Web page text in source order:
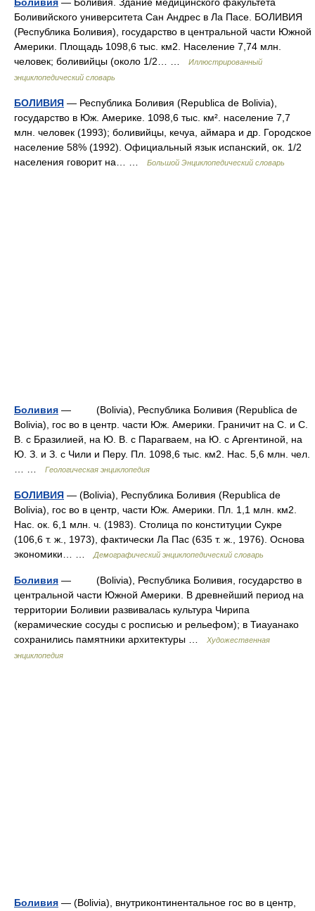
Боливийского университета Сан Андрес в Ла Пасе. БОЛИВИЯ
(Республика Боливия), государство в центральной части Южной
Америки. Площадь 1098,6 тыс. км2. Население 7,74 млн.
человек; боливийцы (около 1/2… …
Иллюстрированный
энциклопедический словарь
БОЛИВИЯ — Республика Боливия (Republica de Bolivia),
государство в Юж. Америке. 1098,6 тыс. км². население 7,7
млн. человек (1993); боливийцы, кечуа, аймара и др. Городское
население 58% (1992). Официальный язык испанский, ок. 1/2
населения говорит на… …
Большой Энциклопедический словарь
Боливия — (Bolivia), Республика Боливия (Republica de
Bolivia), гос во в центр. части Юж. Америки. Граничит на С. и С.
В. с Бразилией, на Ю. В. с Парагваем, на Ю. с Аргентиной, на
Ю. З. и З. с Чили и Перу. Пл. 1098,6 тыс. км2. Нас. 5,6 млн. чел.
Геологическая энциклопедия
БОЛИВИЯ — (Bolivia), Республика Боливия (Republica de
Bolivia), гос во в центр, части Юж. Америки. Пл. 1,1 млн. км2.
Нас. ок. 6,1 млн. ч. (1983). Столица по конституции Сукре
(106,6 т. ж., 1973), фактически Ла Пас (635 т. ж., 1976). Основа
экономики… …
Демографический энциклопедический словарь
Боливия — (Bolivia), Республика Боливия, государство в
центральной части Южной Америки. В древнейший период на
территории Боливии развивалась культура Чирипа
(керамические сосуды с росписью и рельефом); в Тиауанако
сохранились памятники архитектуры …
Художественная
энциклопедия
Боливия — (Bolivia), внутриконтинентальное гос во в центр,